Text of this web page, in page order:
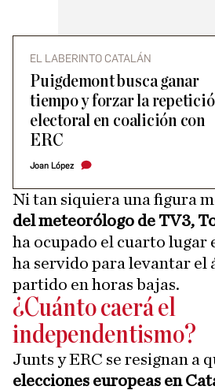
EL LABERINTO CATALÁN
Puigdemont busca ganar
tiempo y forzar la
electoral en coalición con
ERC
Joan López
Ni tan siquiera una figura
del meteorólogo de TV3,
ha ocupado el cuarto lugar
ha servido para levantar el
partido en horas bajas.
¿Cuánto caerá el
independentismo?
Junts y ERC se resignan a
elecciones europeas en